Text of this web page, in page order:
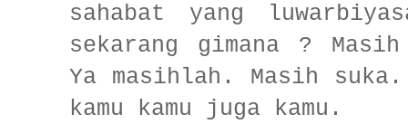
sahabat yang
sekarang gimana ?
Ya masihlah. Masih suka.
kamu kamu juga kamu.